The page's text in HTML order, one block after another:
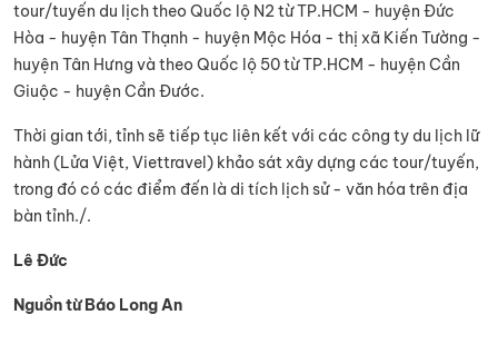
tour/tuyến du lịch theo Quốc lộ N2 từ TP.HCM - huyện Đức
Hòa - huyện Tân Thạnh - huyện Mộc Hóa - thị xã Kiến Tường -
huyện Tân Hưng và theo Quốc lộ 50 từ TP.HCM - huyện Cần
Giuộc - huyện Cần Đước.
Thời gian tới, tỉnh sẽ tiếp tục liên kết với các công ty du lịch lữ
hành (Lửa Việt, Viettravel) khảo sát xây dựng các tour/tuyến,
trong đó có các điểm đến là di tích lịch sử - văn hóa trên địa
bàn tỉnh./.
Lê Đức
Nguồn từ Báo Long An